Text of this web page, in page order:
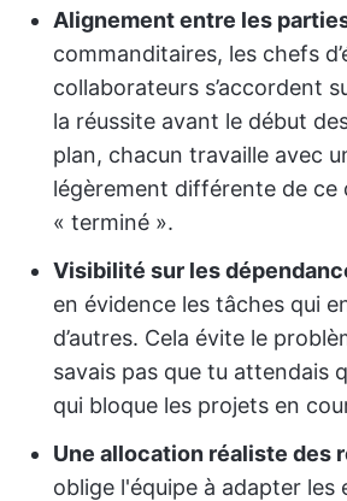
Alignement entre les
commanditaires, les chefs
collaborateurs s’accordent
la réussite avant le début
plan, chacun travaille avec
légèrement différente de ce
« terminé ».
Visibilité sur les
en évidence les tâches qui
d’autres. Cela évite le
savais pas que tu attendais
qui bloque les projets en
Une allocation réaliste des
oblige l'équipe à adapter